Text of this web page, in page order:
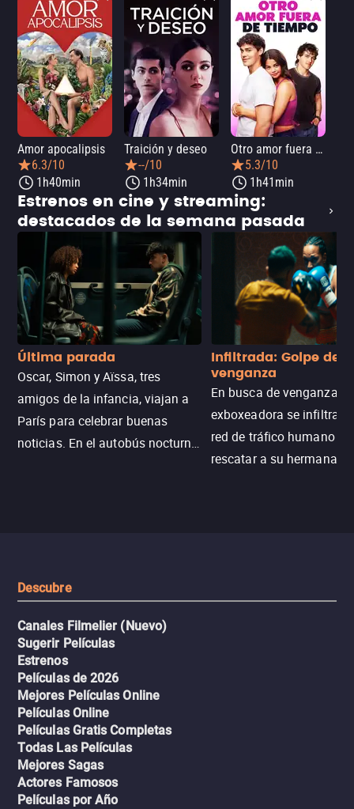
Amor apocalipsis
6.3/10
1h40min
Traición y deseo
--/10
1h34min
Otro amor fuera de tiempo
5.3/10
1h41min
Estrenos en cine y streaming:
destacados de la semana pasada
Última parada
Oscar, Simon y Aïssa, tres
amigos de la infancia, viajan a
París para celebrar buenas
noticias. En el autobús nocturno
Infiltrada: Golpe de
venganza
En busca de venganza,
exboxeadora se infiltra
red de tráfico humano
rescatar a su hermana
Descubre
Canales Filmelier (Nuevo)
Sugerir Películas
Estrenos
Películas de 2026
Mejores Películas Online
Películas Online
Películas Gratis Completas
Todas Las Películas
Mejores Sagas
Actores Famosos
Películas por Año